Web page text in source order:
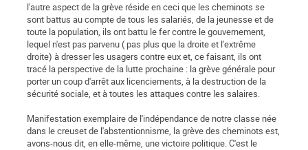
l'autre aspect de la grève réside en ceci que les cheminots se
sont battus au compte de tous les salariés, de la jeunesse et de
toute la population, ils ont battu le fer contre le gouvernement,
lequel n'est pas parvenu ( pas plus que la droite et l'extrême
droite) à dresser les usagers contre eux et, ce faisant, ils ont
tracé la perspective de la lutte prochaine : la grève générale pour
porter un coup d'arrêt aux licenciements, à la destruction de la
sécurité sociale, et à toutes les attaques contre les salaires.
Manifestation exemplaire de l'indépendance de notre classe née
dans le creuset de l'abstentionnisme, la grève des cheminots est,
avons-nous dit, en elle-même, une victoire politique. C'est le